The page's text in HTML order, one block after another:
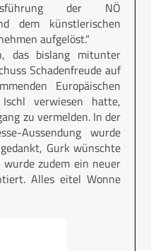
der NÖ
dem künstlerischen
aufgelöst.“
das bislang mitunter
Schadenfreude auf
Europäischen
verwiesen hatte,
zu vermelden. In der
Aussendung wurde
Gurk wünschte
zudem ein neuer
Alles eitel Wonne